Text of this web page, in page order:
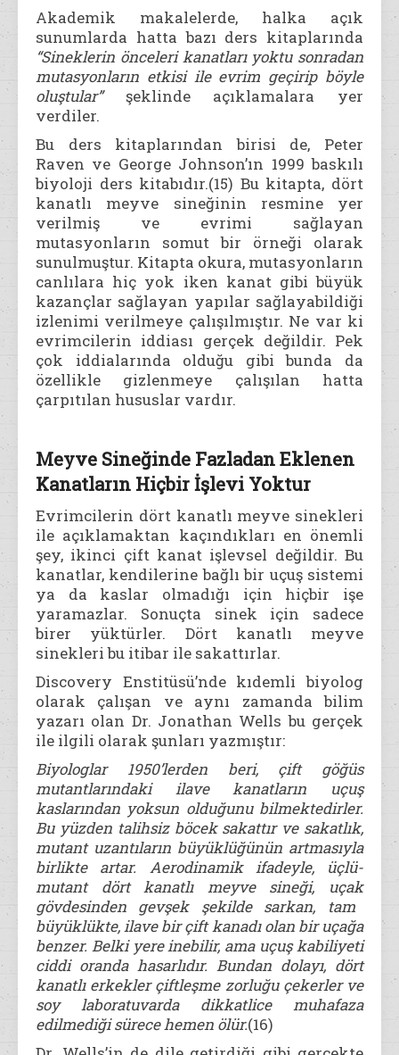
Akademik makalelerde, halka açık
sunumlarda hatta bazı ders kitaplarında
“Sineklerin önceleri kanatları yoktu sonradan
mutasyonların etkisi ile evrim geçirip böyle
oluştular”şeklinde açıklamalara yer
verdiler.
Bu ders kitaplarından birisi de, Peter
Raven ve George Johnson’ın 1999 baskılı
biyoloji ders kitabıdır.(15) Bu kitapta, dört
kanatlı meyve sineğinin resmine yer
verilmiş ve evrimi sağlayan
mutasyonların somut bir örneği olarak
sunulmuştur. Kitapta okura, mutasyonların
canlılara hiç yok iken kanat gibi büyük
kazançlar sağlayan yapılar sağlayabildiği
izlenimi verilmeye çalışılmıştır. Ne var ki
evrimcilerin iddiası gerçek değildir. Pek
çok iddialarında olduğu gibi bunda da
özellikle gizlenmeye çalışılan hatta
çarpıtılan hususlar vardır.
Meyve Sineğinde Fazladan Eklenen
Kanatların Hiçbir İşlevi Yoktur
Evrimcilerin dört kanatlı meyve sinekleri
ile açıklamaktan kaçındıkları en önemli
şey, ikinci çift kanat işlevsel değildir. Bu
kanatlar, kendilerine bağlı bir uçuş sistemi
ya da kaslar olmadığı için hiçbir işe
yaramazlar. Sonuçta sinek için sadece
birer yüktürler. Dört kanatlı meyve
sinekleri bu itibar ile sakattırlar.
Discovery Enstitüsü’nde kıdemli biyolog
olarak çalışan ve aynı zamanda bilim
yazarı olan Dr. Jonathan Wells bu gerçek
ile ilgili olarak şunları yazmıştır:
Biyologlar 1950’lerden beri, çift göğüs
mutantlarındaki ilavekanatların uçuş
kaslarından yoksun olduğunu bilmektedirler.
Bu yüzden talihsiz böcek sakattır ve sakatlık,
mutant uzantıların büyüklüğünün artmasıyla
birlikte artar. Aerodinamik ifadeyle, üçlü-
mutant dörtkanatlı meyve sineği, uçak
gövdesinden gevşek şekilde sarkan, tam
büyüklükte, ilave bir çiftkanadıolan biruçağa
benzer. Belki yere inebilir, ama uçuşkabiliyeti
ciddi oranda hasarlıdır. Bundan dolayı, dört
kanatlı erkeklerçiftleşme zorluğu çekerler ve
soy laboratuvarda dikkatlice muhafaza
edilmediğisürece hemen ölür.(16)